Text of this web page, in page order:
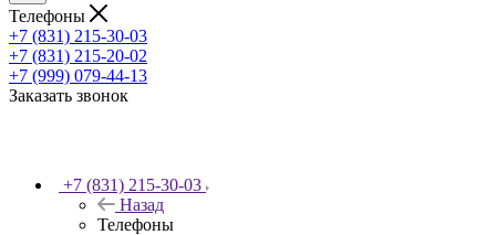
Телефоны
+7 (831) 215-30-03
+7 (831) 215-20-02
+7 (999) 079-44-13
Заказать звонок
+7 (831) 215-30-03
Назад
Телефоны